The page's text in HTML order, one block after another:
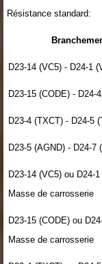
Résistance standard:
D23-14 (VC5) - D24-1
D23-15 (CODE) - D24-
D23-4 (TXCT) - D24-5
D23-5 (AGND) - D24-7
D23-14 (VC5) ou D24-
Masse de carrosserie
D23-15 (CODE) ou
Masse de carrosserie